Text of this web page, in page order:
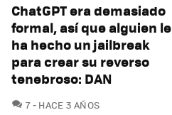
ChatGPT era demasiado
formal, así que alguien le
ha hecho un jailbreak
para crear su reverso
tenebroso: DAN
7COMENTARIOS
HACE 3 AÑOS